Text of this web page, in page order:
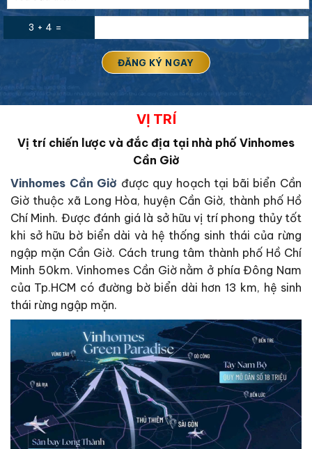
3 + 4 =
VỊ TRÍ
Vị trí chiến lược và đắc địa tại nhà phố Vinhomes
Cần Giờ
Vinhomes Cần Giờ được quy hoạch tại bãi biển Cần
Giờ thuộc xã Long Hòa, huyện Cần Giờ, thành phố Hồ
Chí Minh. Được đánh giá là sở hữu vị trí phong thủy tốt
khi sở hữu bờ biển dài và hệ thống sinh thái của rừng
ngập mặn Cần Giờ. Cách trung tâm thành phố Hồ Chí
Minh 50km. Vinhomes Cần Giờ nằm ở phía Đông Nam
của Tp.HCM có đường bờ biển dài hơn 13 km, hệ sinh
thái rừng ngập mặn.